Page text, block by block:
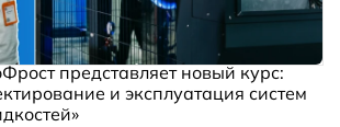
представляет новый курс:
и эксплуатация систем